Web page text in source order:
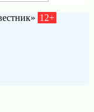
12+